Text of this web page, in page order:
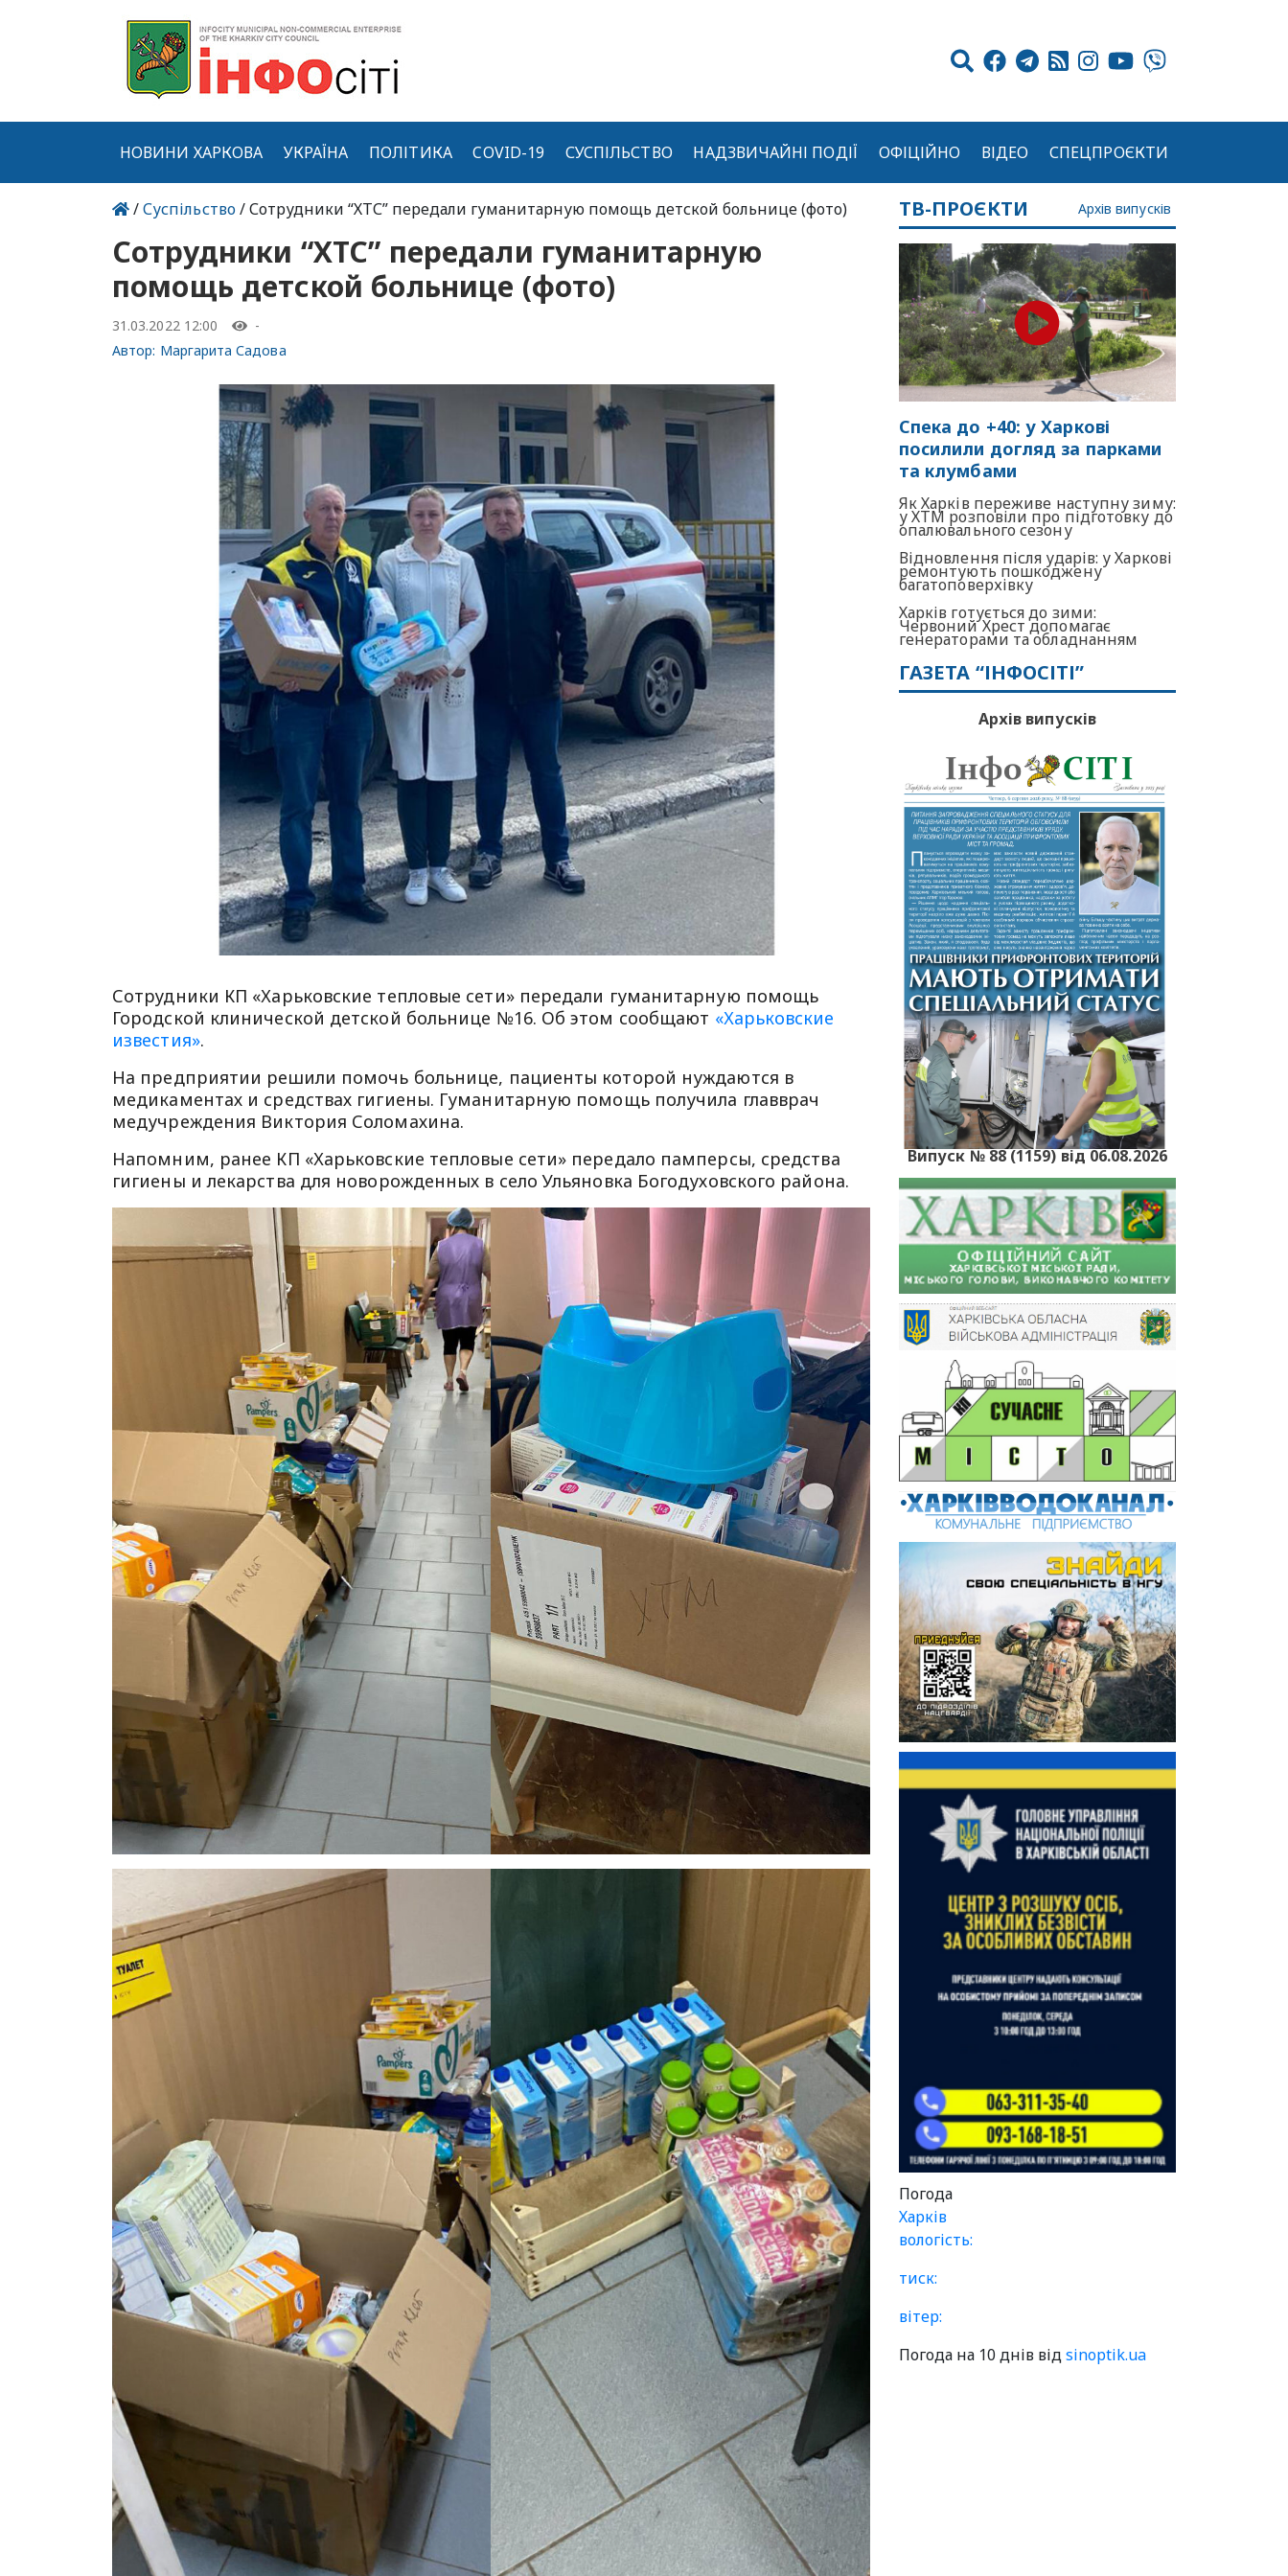
НОВИНИ ХАРКОВА УКРАЇНА ПОЛІТИКА COVID-19 СУСПІЛЬСТВО НАДЗВИЧАЙНІ ПОДІЇ ОФІЦІЙНО ВІДЕО СПЕЦПРОЄКТИ
/Суспільство/ Сотрудники “ХТС” передали гуманитарную помощь детской больнице (фото)
Сотрудники “ХТС” передали гуманитарную
помощь детской больнице (фото)
31.03.2022 12:00
-
Автор: Маргарита Садова
Сотрудники КП «Харьковские тепловые сети» передали гуманитарную помощь
Городской клинической детской больнице №16. Об этом сообщают «Харьковские
известия».
На предприятии решили помочь больнице, пациенты которой нуждаются в
медикаментах и средствах гигиены. Гуманитарную помощь получила главврач
медучреждения Виктория Соломахина.
Напомним, ранее КП «Харьковские тепловые сети» передало памперсы, средства
гигиены и лекарства для новорожденных в село Ульяновка Богодуховского района.
ТВ-ПРОЄКТИ Архів випусків
Спека до +40: у Харкові
посилили догляд за парками
та клумбами
Як Харків переживе наступну зиму:
у ХТМ розповіли про підготовку до
опалювального сезону
Відновлення після ударів: у Харкові
ремонтують пошкоджену
багатоповерхівку
Харків готується до зими:
Червоний Хрест допомагає
генераторами та обладнанням
ГАЗЕТА “ІНФОСІТІ”
Архів випусків
Випуск № 88 (1159) від 06.08.2026
Погода
Харків
вологість:
тиск:
вітер:
Погода на 10 днів відsinoptik.ua